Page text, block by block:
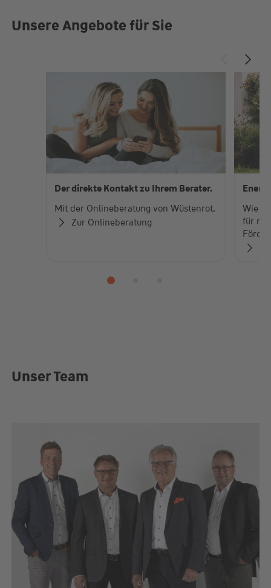
Unsere Angebote für Sie
Der direkte Kontakt zu Ihrem Berater.
Mit der Onlineberatung von Wüstenrot.
Zur Onlineberatung
Wie
für
Unser Team